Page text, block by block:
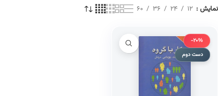
نمایش 12
24
36
60
-20%
دست دوم